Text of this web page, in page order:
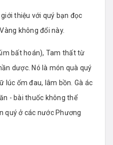
thiệu với quý bạn đọc
không đổi này.
bất hoán), Tam thất từ
dược. Nó là món quà quý
lúc ốm đau, lâm bồn. Gà ác
- bài thuốc không thể
quý ở các nước Phương